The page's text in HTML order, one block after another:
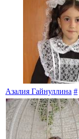
Азалия Гайнуллина #